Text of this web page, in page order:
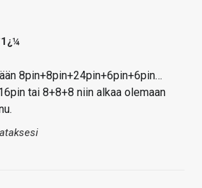
8pin+8pin+24pin+6pin+6pin…
tai 8+8+8 niin alkaa olemaan